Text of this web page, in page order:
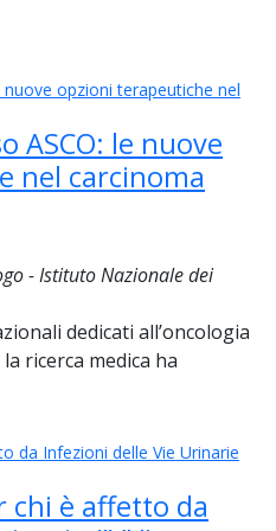
ASCO: le nuove
nel carcinoma
- Istituto Nazionale dei
dedicati all’oncologia
la ricerca medica ha
chi è affetto da